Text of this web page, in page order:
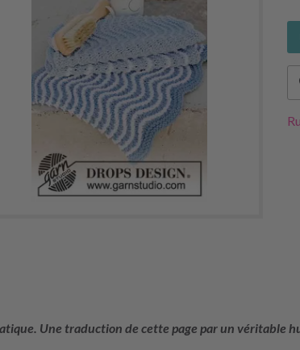
Une traduction de cette page par un véritable